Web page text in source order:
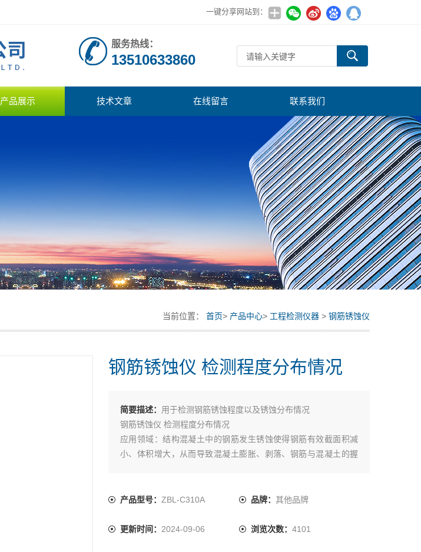
一键分享网站到：
服务热线：
13510633860
产品展示 技术文章 在线留言 联系我们
当前位置： 首页> 产品中心> 工程检测仪器 > 钢筋锈蚀仪
钢筋锈蚀仪 检测程度分布情况
简要描述： 用于检测钢筋锈蚀程度以及锈蚀分布情况
钢筋锈蚀仪 检测程度分布情况
应用领域：结构混凝土中的钢筋发生锈蚀使得钢筋有效截面积减
小、体积增大，从而导致混凝土膨胀、剥落、钢筋与混凝土的握
全评估鉴定的重要内容之一。
产品型号： ZBL-C310A 品牌： 其他品牌
更新时间： 2024-09-06 浏览次数： 4101